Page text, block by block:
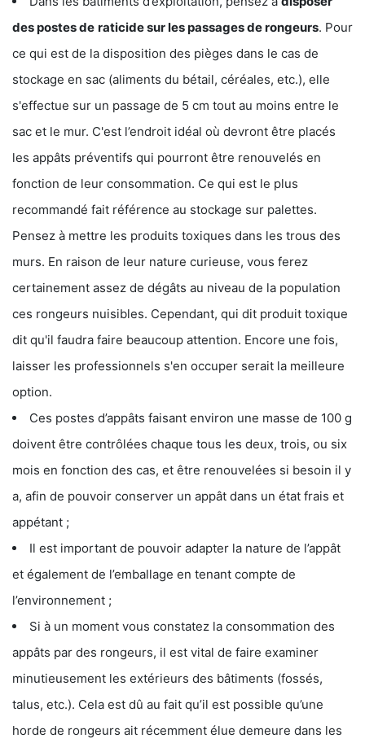
des postes de raticide sur les passages de rongeurs. Pour
ce qui est de la disposition des pièges dans le cas de
stockage en sac (aliments du bétail, céréales, etc.), elle
s'effectue sur un passage de 5 cm tout au moins entre le
sac et le mur. C'est l’endroit idéal où devront être placés
les appâts préventifs qui pourront être renouvelés en
fonction de leur consommation. Ce qui est le plus
recommandé fait référence au stockage sur palettes.
Pensez à mettre les produits toxiques dans les trous des
murs. En raison de leur nature curieuse, vous ferez
certainement assez de dégâts au niveau de la population
ces rongeurs nuisibles. Cependant, qui dit produit toxique
dit qu'il faudra faire beaucoup attention. Encore une fois,
laisser les professionnels s'en occuper serait la meilleure
option.
Ces postes d’appâts faisant environ une masse de 100 g
doivent être contrôlées chaque tous les deux, trois, ou six
mois en fonction des cas, et être renouvelées si besoin il y
a, afin de pouvoir conserver un appât dans un état frais et
appétant ;
Il est important de pouvoir adapter la nature de l’appât
et également de l’emballage en tenant compte de
l’environnement ;
Si à un moment vous constatez la consommation des
appâts par des rongeurs, il est vital de faire examiner
minutieusement les extérieurs des bâtiments (fossés,
talus, etc.). Cela est dû au fait qu’il est possible qu’une
horde de rongeurs ait récemment élue demeure dans les